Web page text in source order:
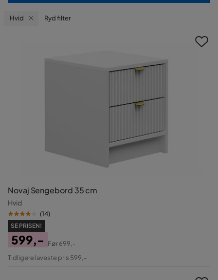
Hvid Ryd filter
Novaj Sengebord 35 cm
Hvid
(14)
SE PRISEN!
Pris
599,-
Original
Før699,-
Tidligere laveste pris 599,-